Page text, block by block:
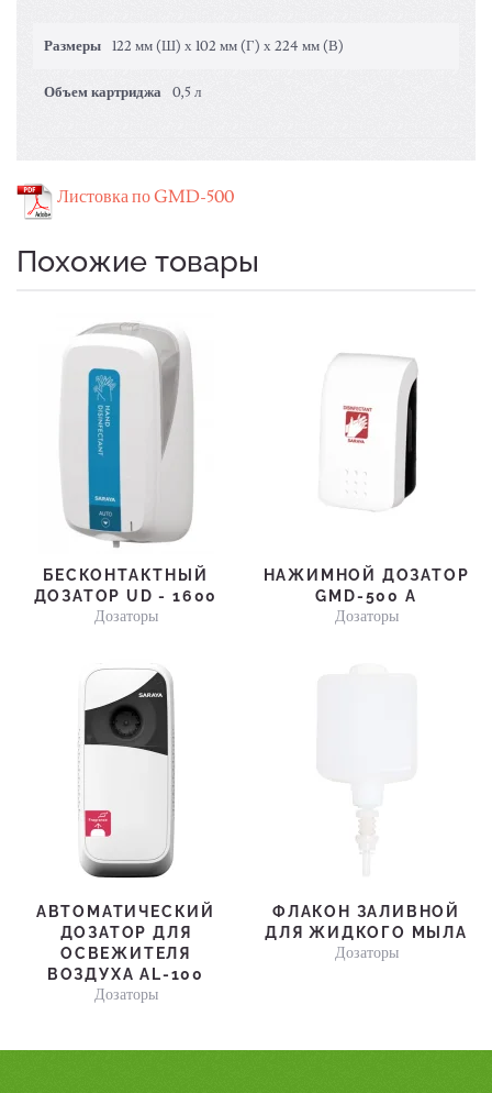
Размеры 122 мм (Ш) х 102 мм (Г) х 224 мм (В)
Объем картриджа 0,5 л
Листовка по GMD-500
Похожие товары
БЕСКОНТАКТНЫЙ
ДОЗАТОР UD - 1600
Дозаторы
НАЖИМНОЙ ДОЗАТОР
GMD-500 A
Дозаторы
АВТОМАТИЧЕСКИЙ
ДОЗАТОР ДЛЯ
ОСВЕЖИТЕЛЯ
ВОЗДУХА AL-100
Дозаторы
ФЛАКОН ЗАЛИВНОЙ
ДЛЯ ЖИДКОГО МЫЛА
Дозаторы